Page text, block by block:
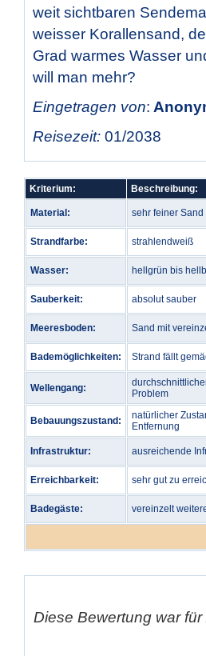
weit sichtbaren
weisser Korallensand,
Grad warmes Wasser
will man mehr?
Eingetragen von:
Reisezeit: 01/2038
Kriterium: Beschreibung:
Material: sehr feiner Sand
Strandfarbe: strahlendweiß
Wasser: hellgrün bis
Sauberkeit: absolut sauber
Meeresboden: Sand mit
Bademöglichkeiten: Strand fällt
Wellengang:
Problem
Bebauungszustand:
natürlicher
Entfernung
Infrastruktur: ausreichende
Erreichbarkeit: sehr gut zu
Badegäste: vereinzelt
Diese Bewertung war für